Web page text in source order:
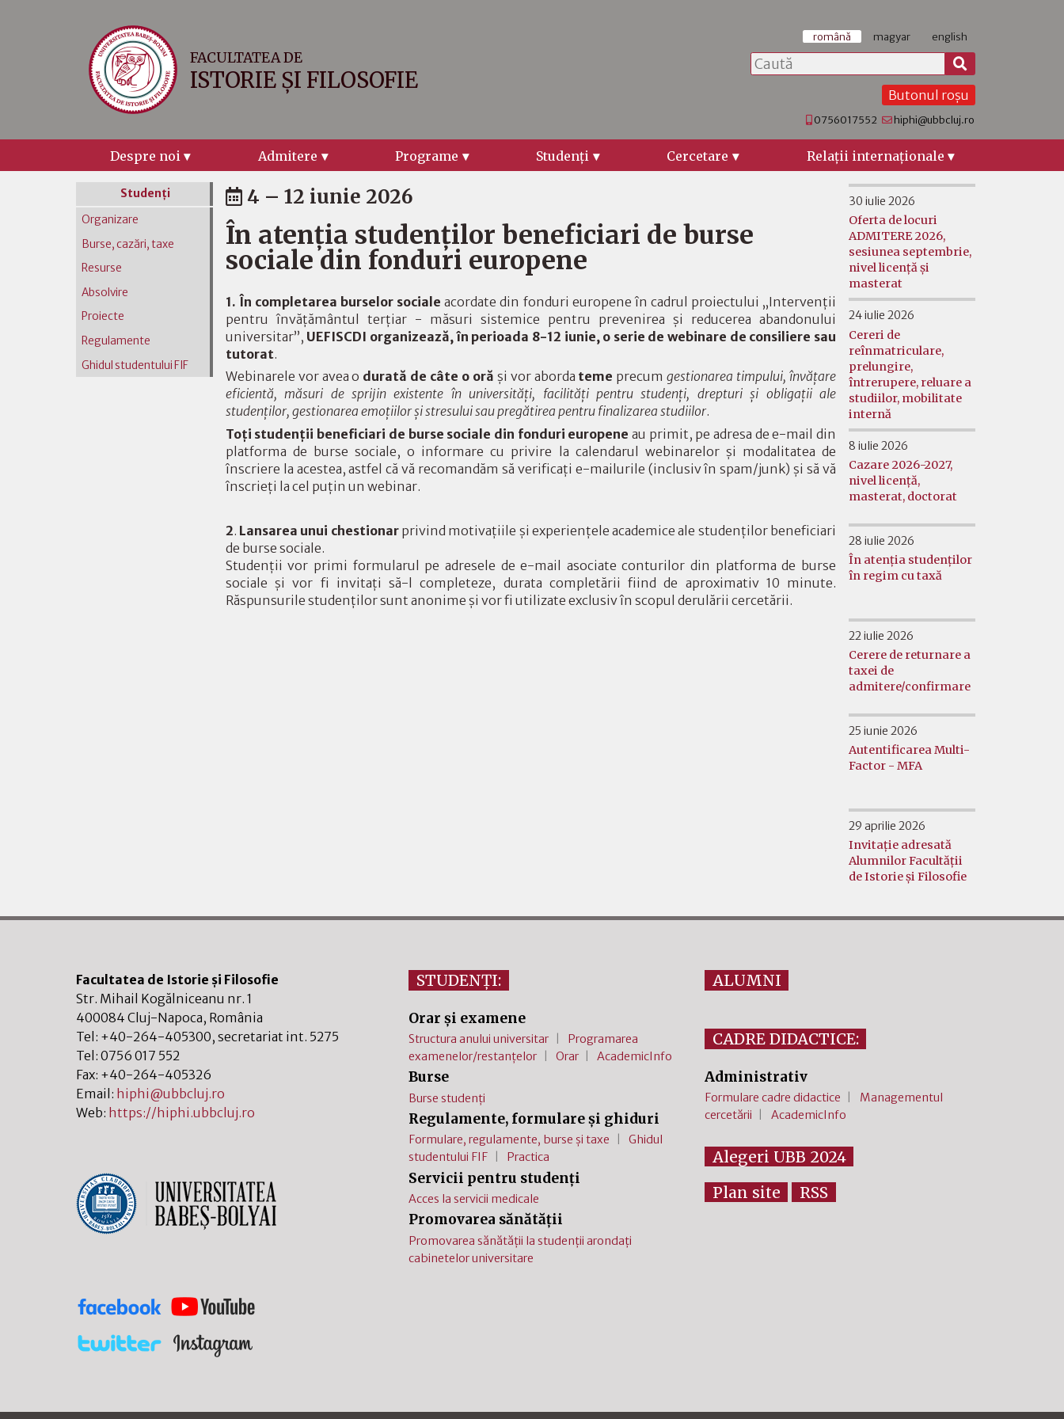
FACULTATEA DE
ISTORIE ȘI FILOSOFIE
română magyar english
Butonul roșu
0756017552 hiphi@ubbcluj.ro
Despre noi Admitere Programe Studenţi Cercetare Relaţii internaţionale
4 – 12 iunie 2026
În atenția studenților beneficiari de burse
sociale din fonduri europene
1. În completarea burselor sociale acordate din fonduri europene în cadrul proiectului „Intervenții
pentru învățământul terțiar - măsuri sistemice pentru prevenirea și reducerea abandonului
universitar”, UEFISCDI organizează, în perioada 8-12 iunie, o serie de webinare de consiliere sau
tutorat.
Webinarele vor avea o durată de câte o oră și vor aborda teme precumgestionarea timpului, învățare
eficientă, măsuri de sprijin existente în universități, facilități pentru studenți, drepturi și obligații ale
studenților, gestionarea emoțiilor și stresului sau pregătirea pentru finalizarea studiilor.
Toți studenții beneficiari de burse sociale din fonduri europene au primit, pe adresa de e-mail din
platforma de burse sociale, o informare cu privire la calendarul webinarelor și modalitatea de
înscriere la acestea, astfel că vă recomandăm să verificați e-mailurile (inclusiv în spam/junk) și să vă
înscrieți la cel puțin un webinar.
2. Lansarea unui chestionarprivind motivațiile și experiențele academice ale studenților beneficiari
de burse sociale.
Studenții vor primi formularul pe adresele de e-mail asociate conturilor din platforma de burse
sociale și vor fi invitați să-l completeze, durata completării fiind de aproximativ 10 minute.
Răspunsurile studenților sunt anonime și vor fi utilizate exclusiv în scopul derulării cercetării.
Studenţi
Organizare
Burse, cazări, taxe
Resurse
Absolvire
Proiecte
Regulamente
Ghidul studentului FIF
30 iulie 2026
Oferta de locuri
ADMITERE 2026,
sesiunea septembrie,
nivel licență și
masterat
24 iulie 2026
Cereri de
reînmatriculare,
prelungire,
întrerupere, reluare a
studiilor, mobilitate
internă
8 iulie 2026
Cazare 2026-2027,
nivel licență,
masterat, doctorat
28 iulie 2026
În atenția studenților
în regim cu taxă
22 iulie 2026
Cerere de returnare a
taxei de
admitere/confirmare
25 iunie 2026
Autentificarea Multi-
Factor - MFA
29 aprilie 2026
Invitație adresată
Alumnilor Facultății
de Istorie și Filosofie
STUDENȚI:
Orar și examene
Structura anului universitar
Programarea
examenelor/restanțelor
Orar AcademicInfo
Burse
Burse studenți
Regulamente, formulare și ghiduri
Formulare, regulamente, burse și taxe
Ghidul
studentului FIF
Practica
Servicii pentru studenți
Acces la servicii medicale
Promovarea sănătății
Promovarea sănătății la studenții arondați
cabinetelor universitare
ALUMNI
CADRE DIDACTICE:
Administrativ
Formulare cadre didactice
Managementul
cercetării
AcademicInfo
Alegeri UBB 2024
Plan site
RSS
Facultatea de Istorie și Filosofie
Str. Mihail Kogălniceanu nr. 1
400084 Cluj-Napoca, România
Tel: +40-264-405300, secretariat int. 5275
Tel: 0756 017 552
Fax: +40-264-405326
Email: hiphi@ubbcluj.ro
Web: https://hiphi.ubbcluj.ro